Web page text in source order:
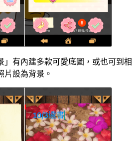
」有內建多款可愛底圖，或也可到相
片設為背景。